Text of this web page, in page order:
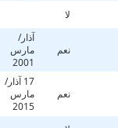
نعم
آذار/
مارس
2001
نعم
17 آذار/
مارس
2015